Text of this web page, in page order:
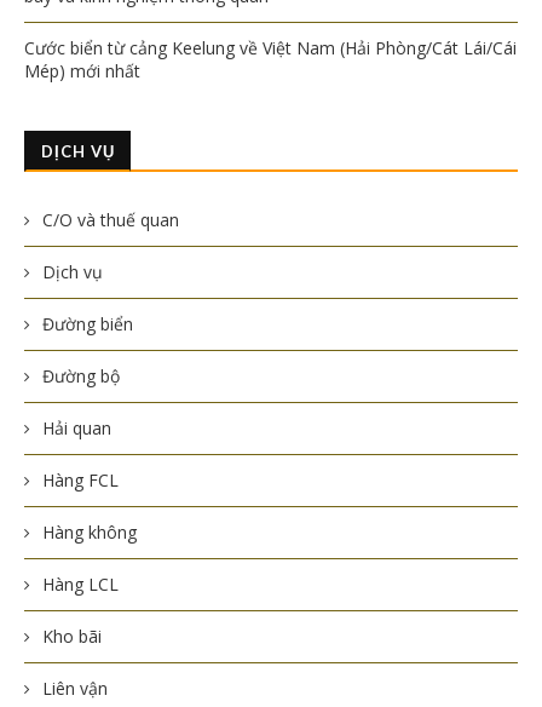
Cước biển từ cảng Keelung về Việt Nam (Hải Phòng/Cát Lái/Cái
Mép) mới nhất
DỊCH VỤ
C/O và thuế quan
Dịch vụ
Đường biển
Đường bộ
Hải quan
Hàng FCL
Hàng không
Hàng LCL
Kho bãi
Liên vận